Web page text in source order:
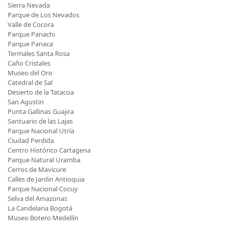
Sierra Nevada
Parque de Los Nevados
Valle de Cocora
Parque Panachi
Parque Panaca
Termales Santa Rosa
Caño Cristales
Museo del Oro
Catedral de Sal
Desierto de la Tatacoa
San Agustin
Punta Gallinas Guajira
Santuario de las Lajas
Parque Nacional Utría
Ciudad Perdida
Centro Histórico Cartagena
Parque Natural Uramba
Cerros de Mavicure
Calles de Jardin Antioquia
Parque Nacional Cocuy
Selva del Amazonas
La Candelaria Bogotá
Museo Botero Medellín